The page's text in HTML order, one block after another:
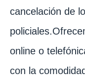
cancelación de
online o
con la